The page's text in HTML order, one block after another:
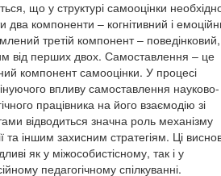
що у структурі самооцінки
два компоненти – когнітивний і
третій компонент –
від перших двох. Самоставлення – це
компонент самооцінки. У процесі
впливу самоставлення науково-
працівника на його взаємодію зі
відводиться значна роль механізму
та іншим захисним стратегіям. Ці
як у міжособистісному, так і у
педагогічному спілкуванні.